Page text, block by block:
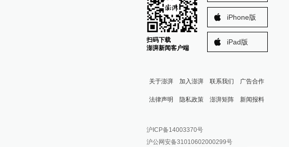
扫码下载
澎湃新闻客户端
iPhone版
iPad版
关于澎湃 加入澎湃 联系我们 广告合作
法律声明 隐私政策 澎湃矩阵
澎湃新闻公众号
新闻报料
报料邮箱: news@thepaper.cn
沪ICP备14003370号
沪公网安备31010602000299号